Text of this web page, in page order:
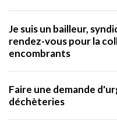
Je suis un bailleur,
rendez-vous pour la
encombrants
Faire une demande
déchèteries